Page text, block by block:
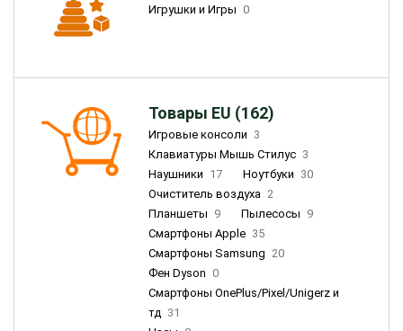
Игрушки и Игры 0
Товары EU (162)
Игровые консоли 3
Клавиатуры Мышь Стилус 3
Наушники 17 Ноутбуки 30
Очиститель воздуха 2
Планшеты 9 Пылесосы 9
Смартфоны Apple 35
Смартфоны Samsung 20
Фен Dyson 0
Смартфоны OnePlus/Pixel/Unigerz и
тд 31